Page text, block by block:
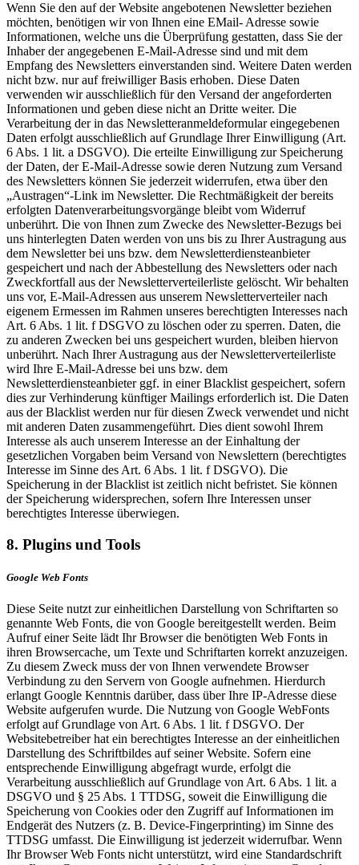
Wenn Sie den auf der Website angebotenen Newsletter beziehen
möchten, benötigen wir von Ihnen eine EMail- Adresse sowie
Informationen, welche uns die Überprüfung gestatten, dass Sie der
Inhaber der angegebenen E-Mail-Adresse sind und mit dem
Empfang des Newsletters einverstanden sind. Weitere Daten werden
nicht bzw. nur auf freiwilliger Basis erhoben. Diese Daten
verwenden wir ausschließlich für den Versand der angeforderten
Informationen und geben diese nicht an Dritte weiter. Die
Verarbeitung der in das Newsletteranmeldeformular eingegebenen
Daten erfolgt ausschließlich auf Grundlage Ihrer Einwilligung (Art.
6 Abs. 1 lit. a DSGVO). Die erteilte Einwilligung zur Speicherung
der Daten, der E-Mail-Adresse sowie deren Nutzung zum Versand
des Newsletters können Sie jederzeit widerrufen, etwa über den
„Austragen“-Link im Newsletter. Die Rechtmäßigkeit der bereits
erfolgten Datenverarbeitungsvorgänge bleibt vom Widerruf
unberührt. Die von Ihnen zum Zwecke des Newsletter-Bezugs bei
uns hinterlegten Daten werden von uns bis zu Ihrer Austragung aus
dem Newsletter bei uns bzw. dem Newsletterdiensteanbieter
gespeichert und nach der Abbestellung des Newsletters oder nach
Zweckfortfall aus der Newsletterverteilerliste gelöscht. Wir behalten
uns vor, E-Mail-Adressen aus unserem Newsletterverteiler nach
eigenem Ermessen im Rahmen unseres berechtigten Interesses nach
Art. 6 Abs. 1 lit. f DSGVO zu löschen oder zu sperren. Daten, die
zu anderen Zwecken bei uns gespeichert wurden, bleiben hiervon
unberührt. Nach Ihrer Austragung aus der Newsletterverteilerliste
wird Ihre E-Mail-Adresse bei uns bzw. dem
Newsletterdiensteanbieter ggf. in einer Blacklist gespeichert, sofern
dies zur Verhinderung künftiger Mailings erforderlich ist. Die Daten
aus der Blacklist werden nur für diesen Zweck verwendet und nicht
mit anderen Daten zusammengeführt. Dies dient sowohl Ihrem
Interesse als auch unserem Interesse an der Einhaltung der
gesetzlichen Vorgaben beim Versand von Newslettern (berechtigtes
Interesse im Sinne des Art. 6 Abs. 1 lit. f DSGVO). Die
Speicherung in der Blacklist ist zeitlich nicht befristet. Sie können
der Speicherung widersprechen, sofern Ihre Interessen unser
berechtigtes Interesse überwiegen.
8. Plugins und Tools
Google Web Fonts
Diese Seite nutzt zur einheitlichen Darstellung von Schriftarten so
genannte Web Fonts, die von Google bereitgestellt werden. Beim
Aufruf einer Seite lädt Ihr Browser die benötigten Web Fonts in
ihren Browsercache, um Texte und Schriftarten korrekt anzuzeigen.
Zu diesem Zweck muss der von Ihnen verwendete Browser
Verbindung zu den Servern von Google aufnehmen. Hierdurch
erlangt Google Kenntnis darüber, dass über Ihre IP-Adresse diese
Website aufgerufen wurde. Die Nutzung von Google WebFonts
erfolgt auf Grundlage von Art. 6 Abs. 1 lit. f DSGVO. Der
Websitebetreiber hat ein berechtigtes Interesse an der einheitlichen
Darstellung des Schriftbildes auf seiner Website. Sofern eine
entsprechende Einwilligung abgefragt wurde, erfolgt die
Verarbeitung ausschließlich auf Grundlage von Art. 6 Abs. 1 lit. a
DSGVO und § 25 Abs. 1 TTDSG, soweit die Einwilligung die
Speicherung von Cookies oder den Zugriff auf Informationen im
Endgerät des Nutzers (z. B. Device-Fingerprinting) im Sinne des
TTDSG umfasst. Die Einwilligung ist jederzeit widerrufbar. Wenn
Ihr Browser Web Fonts nicht unterstützt, wird eine Standardschrift